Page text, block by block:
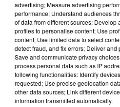
Une nouvelle
de sang au
Le bar de nuit « le
déjà accueilli une
de sang il y a
L’opération sera
advertising; Measure advertising
performance; Understand audiences
of data from different sources; Develop
profiles to personalise content; Use
content; Use limited data to select
detect fraud, and fix errors; Deliver
Save and communicate privacy
process personal data such as IP
following functionalities: Identify
requested; Use precise geolocation
other data sources; Link different
information transmitted automatically.